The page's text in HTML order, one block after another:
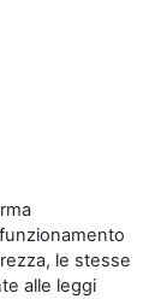
le stesse
alle leggi